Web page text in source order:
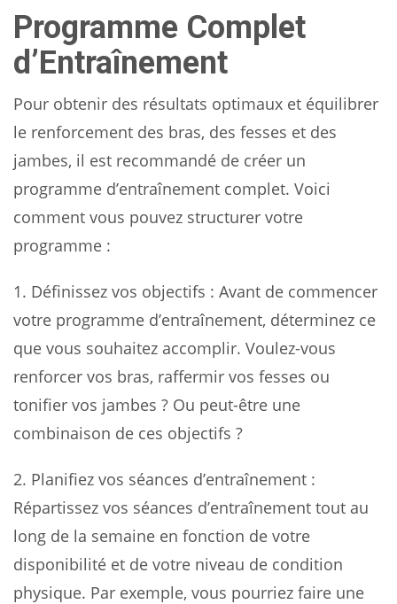
Programme Complet
d’Entraînement
Pour obtenir des résultats optimaux et équilibrer
le renforcement des bras, des fesses et des
jambes, il est recommandé de créer un
programme d’entraînement complet. Voici
comment vous pouvez structurer votre
programme :
1. Définissez vos objectifs : Avant de commencer
votre programme d’entraînement, déterminez ce
que vous souhaitez accomplir. Voulez-vous
renforcer vos bras, raffermir vos fesses ou
tonifier vos jambes ? Ou peut-être une
combinaison de ces objectifs ?
2. Planifiez vos séances d’entraînement :
Répartissez vos séances d’entraînement tout au
long de la semaine en fonction de votre
disponibilité et de votre niveau de condition
physique. Par exemple, vous pourriez faire une